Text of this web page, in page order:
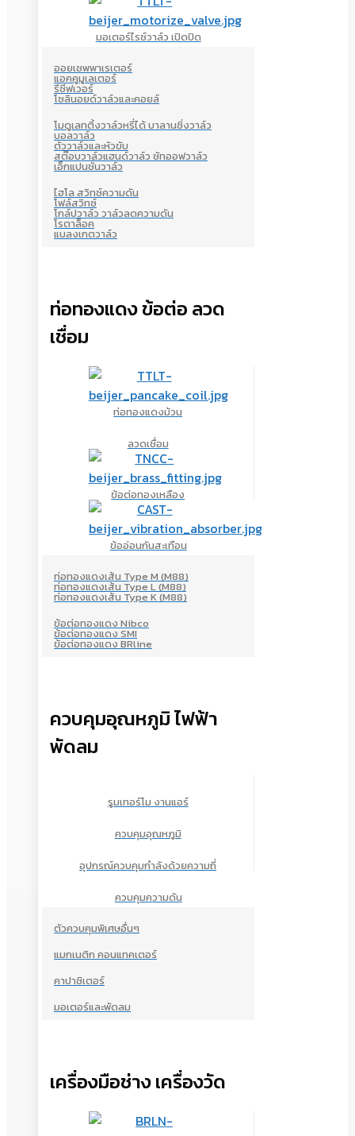
มอเตอร์ไรซ์วาล์ว เปิดปิด
ออยเซพพาเรเตอร์
แอคคูมูเลเตอร์
รีซีฟเวอร์
โซลินอยด์วาล์วและคอยล์
โมดูเลทติ้งวาล์วหรี่ได้ บาลานซิ่งวาล์ว
บอลวาล์ว
ตัววาล์วและหัวขับ
สต๊อบวาล์วแฮนด์วาล์ว ชัทออฟวาล์ว
เอ็กแปนชั่นวาล์ว
ไฮโล สวิทซ์ความดัน
โฟล์สวิทซ์
โกล์ปวาล์ว วาล์วลดความดัน
โรตาล็อค
แบลงเกตวาล์ว
ท่อทองแดง ข้อต่อ ลวด
เชื่อม
ท่อทองแดงม้วน
ลวดเชื่อม
ข้อต่อทองเหลือง
ข้ออ่อนกันสะเทือน
ท่อทองแดงเส้น Type M (M88)
ท่อทองแดงเส้น Type L (M88)
ท่อทองแดงเส้น Type K (M88)
ข้อต่อทองแดง Nibco
ข้อต่อทองแดง SMI
ข้อต่อทองแดง BRline
ควบคุมอุณหภูมิ ไฟฟ้า
พัดลม
รูมเทอร์โม งานแอร์
ควบคุมอุณหภูมิ
อุปกรณ์ควบคุมกำลังด้วยความถี่
ควบคุมความดัน
ตัวควบคุมพิเศษอื่นๆ
แมกเนติก คอนแทคเตอร์
คาปาซิเตอร์
มอเตอร์และพัดลม
เครื่องมือช่าง เครื่องวัด